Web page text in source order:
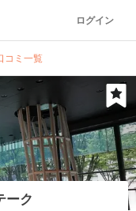
ログイン
コミ一覧
ーク